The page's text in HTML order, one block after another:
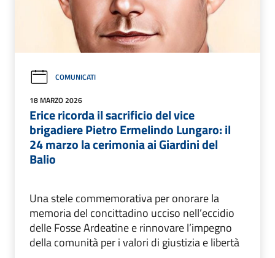
COMUNICATI
18 MARZO 2026
Erice ricorda il sacrificio del vice
brigadiere Pietro Ermelindo Lungaro: il
24 marzo la cerimonia ai Giardini del
Balio
Una stele commemorativa per onorare la
memoria del concittadino ucciso nell’eccidio
delle Fosse Ardeatine e rinnovare l’impegno
della comunità per i valori di giustizia e libertà